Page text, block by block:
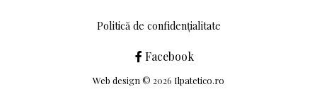
Politică de confidențialitate
Facebook
Web design © 2026 Ilpatetico.ro